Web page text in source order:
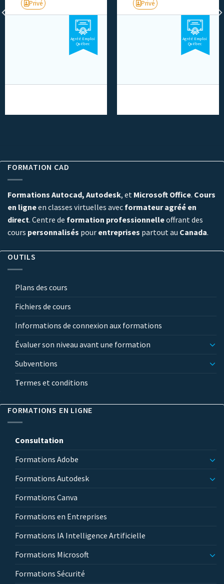
Privé
Agréé Emploi
Québec
Privé
Agréé Emploi
Québec
FORMATION CAD
Formations Autocad, Autodesk, et Microsoft Office. Cours
en ligneen classes virtuelles avec formateur agréé en
direct. Centre de formation professionnelleoffrant des
cours personnalisés pour entreprises partout au Canada.
OUTILS
Plans des cours
Fichiers de cours
Informations de connexion aux formations
Évaluer son niveau avant une formation
Subventions
Termes et conditions
FORMATIONS EN LIGNE
Consultation
Formations Adobe
Formations Autodesk
Formations Canva
Formations en Entreprises
Formations IA Intelligence Artificielle
Formations Microsoft
Formations Sécurité